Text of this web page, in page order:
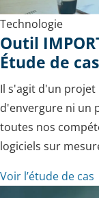
Technologie
Outil
Étude de
Il s'agit d'un
d'envergure ni un
toutes nos
logiciels sur
Voir l’étude de cas